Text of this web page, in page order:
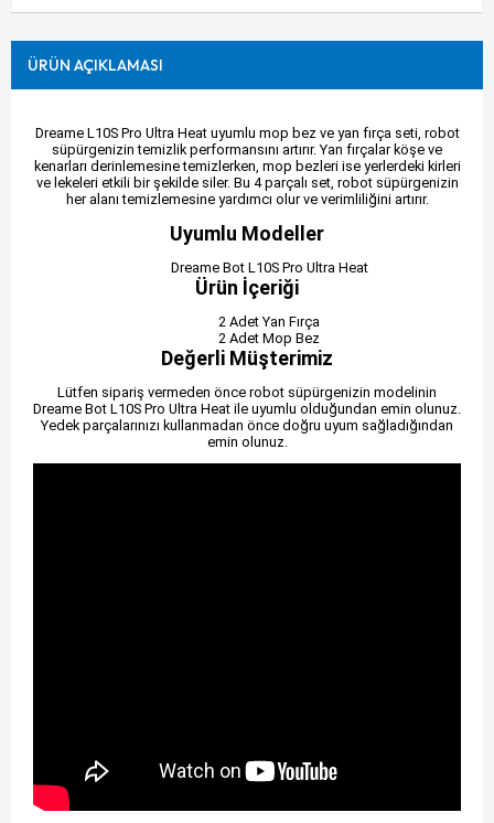
ÜRÜN AÇIKLAMASI
Dreame L10S Pro Ultra Heat uyumlu mop bez ve yan fırça seti, robot
süpürgenizin temizlik performansını artırır. Yan fırçalar köşe ve
kenarları derinlemesine temizlerken, mop bezleri ise yerlerdeki kirleri
ve lekeleri etkili bir şekilde siler. Bu 4 parçalı set, robot süpürgenizin
her alanı temizlemesine yardımcı olur ve verimliliğini artırır.
Uyumlu Modeller
Dreame Bot L10S Pro Ultra Heat
Ürün İçeriği
2 Adet Yan Fırça
2 Adet Mop Bez
Değerli Müşterimiz
Lütfen sipariş vermeden önce robot süpürgenizin modelinin
Dreame Bot L10S Pro Ultra Heat ile uyumlu olduğundan emin olunuz.
Yedek parçalarınızı kullanmadan önce doğru uyum sağladığından
emin olunuz.